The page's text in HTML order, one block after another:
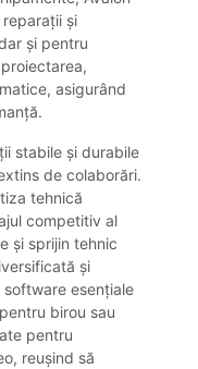
și
și pentru
asigurând
stabile și durabile
de colaborări.
tehnică
competitiv al
și sprijin tehnic
și
esențiale
birou sau
pentru
reușind să